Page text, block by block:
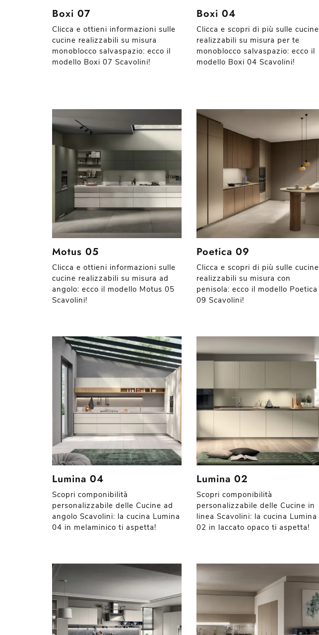
Boxi 07
Clicca e ottieni informazioni sulle
cucine realizzabili su misura
monoblocco salvaspazio: ecco il
modello Boxi 07 Scavolini!
Boxi 04
Clicca e scopri di più sulle cucine
realizzabili su misura per te
monoblocco salvaspazio: ecco il
modello Boxi 04 Scavolini!
Motus 05
Clicca e ottieni informazioni sulle
cucine realizzabili su misura ad
angolo: ecco il modello Motus 05
Scavolini!
Poetica 09
Clicca e scopri di più sulle cucine
realizzabili su misura con
penisola: ecco il modello Poetica
09 Scavolini!
Lumina 04
Scopri componibilità
personalizzabile delle Cucine ad
angolo Scavolini: la cucina Lumina
04 in melaminico ti aspetta!
Lumina 02
Scopri componibilità
personalizzabile delle Cucine in
linea Scavolini: la cucina Lumina
02 in laccato opaco ti aspetta!